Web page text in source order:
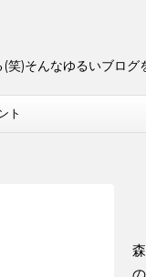
)そんなゆるいブログ
ト